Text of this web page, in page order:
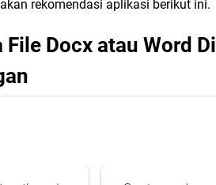
rekomendasi aplikasi berikut ini.
Docx atau Word Di